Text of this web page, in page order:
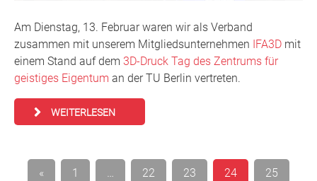
Am Dienstag, 13. Februar waren wir als Verband
zusammen mit unserem Mitgliedsunternehmen IFA3D mit
einem Stand auf dem 3D-Druck Tag des Zentrums für
geistiges Eigentum an der TU Berlin vertreten.
WEITERLESEN
Seitennummerierung
« 1 … 22 23 24
25